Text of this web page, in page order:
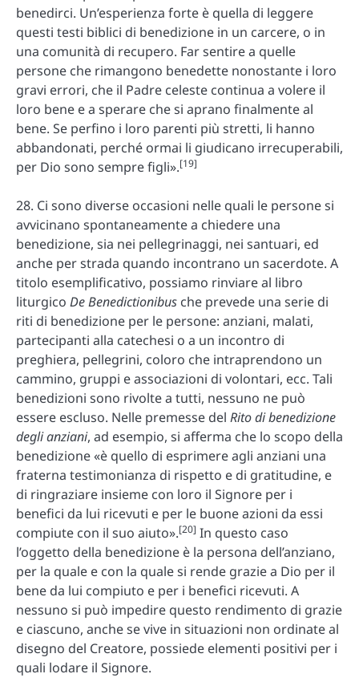
benedirci. Un’esperienza forte è quella di leggere
questi testi biblici di benedizione in un carcere, o in
una comunità di recupero. Far sentire a quelle
persone che rimangono benedette nonostante i loro
gravi errori, che il Padre celeste continua a volere il
loro bene e a sperare che si aprano finalmente al
bene. Se perfino i loro parenti più stretti, li hanno
abbandonati, perché ormai li giudicano irrecuperabili,
per Dio sono sempre figli».[19]
28. Ci sono diverse occasioni nelle quali le persone si
avvicinano spontaneamente a chiedere una
benedizione, sia nei pellegrinaggi, nei santuari, ed
anche per strada quando incontrano un sacerdote. A
titolo esemplificativo, possiamo rinviare al libro
liturgico De Benedictionibus che prevede una serie di
riti di benedizione per le persone: anziani, malati,
partecipanti alla catechesi o a un incontro di
preghiera, pellegrini, coloro che intraprendono un
cammino, gruppi e associazioni di volontari, ecc. Tali
benedizioni sono rivolte a tutti, nessuno ne può
essere escluso. Nelle premesse del Rito di benedizione
degli anziani, ad esempio, si afferma che lo scopo della
benedizione «è quello di esprimere agli anziani una
fraterna testimonianza di rispetto e di gratitudine, e
di ringraziare insieme con loro il Signore per i
benefici da lui ricevuti e per le buone azioni da essi
compiute con il suo aiuto».[20] In questo caso
l’oggetto della benedizione è la persona dell’anziano,
per la quale e con la quale si rende grazie a Dio per il
bene da lui compiuto e per i benefici ricevuti. A
nessuno si può impedire questo rendimento di grazie
e ciascuno, anche se vive in situazioni non ordinate al
disegno del Creatore, possiede elementi positivi per i
quali lodare il Signore.